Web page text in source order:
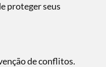
proteger seus
de conflitos.